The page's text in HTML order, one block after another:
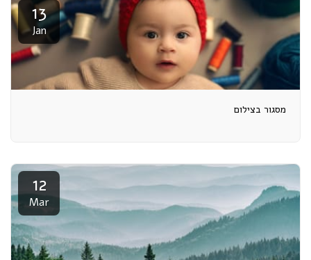
13
Jan
מסגור בצילום
12
Mar